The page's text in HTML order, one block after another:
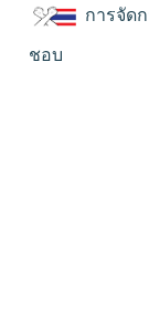
การจัด
ชอบ